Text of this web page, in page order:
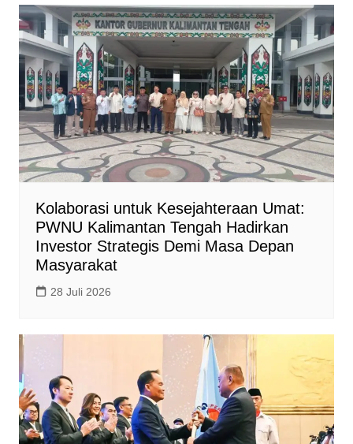
Kolaborasi untuk Kesejahteraan Umat:
PWNU Kalimantan Tengah Hadirkan
Investor Strategis Demi Masa Depan
Masyarakat
28 Juli 2026